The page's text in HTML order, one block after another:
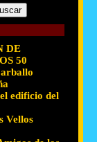
DE
50
edificio del
Vellos